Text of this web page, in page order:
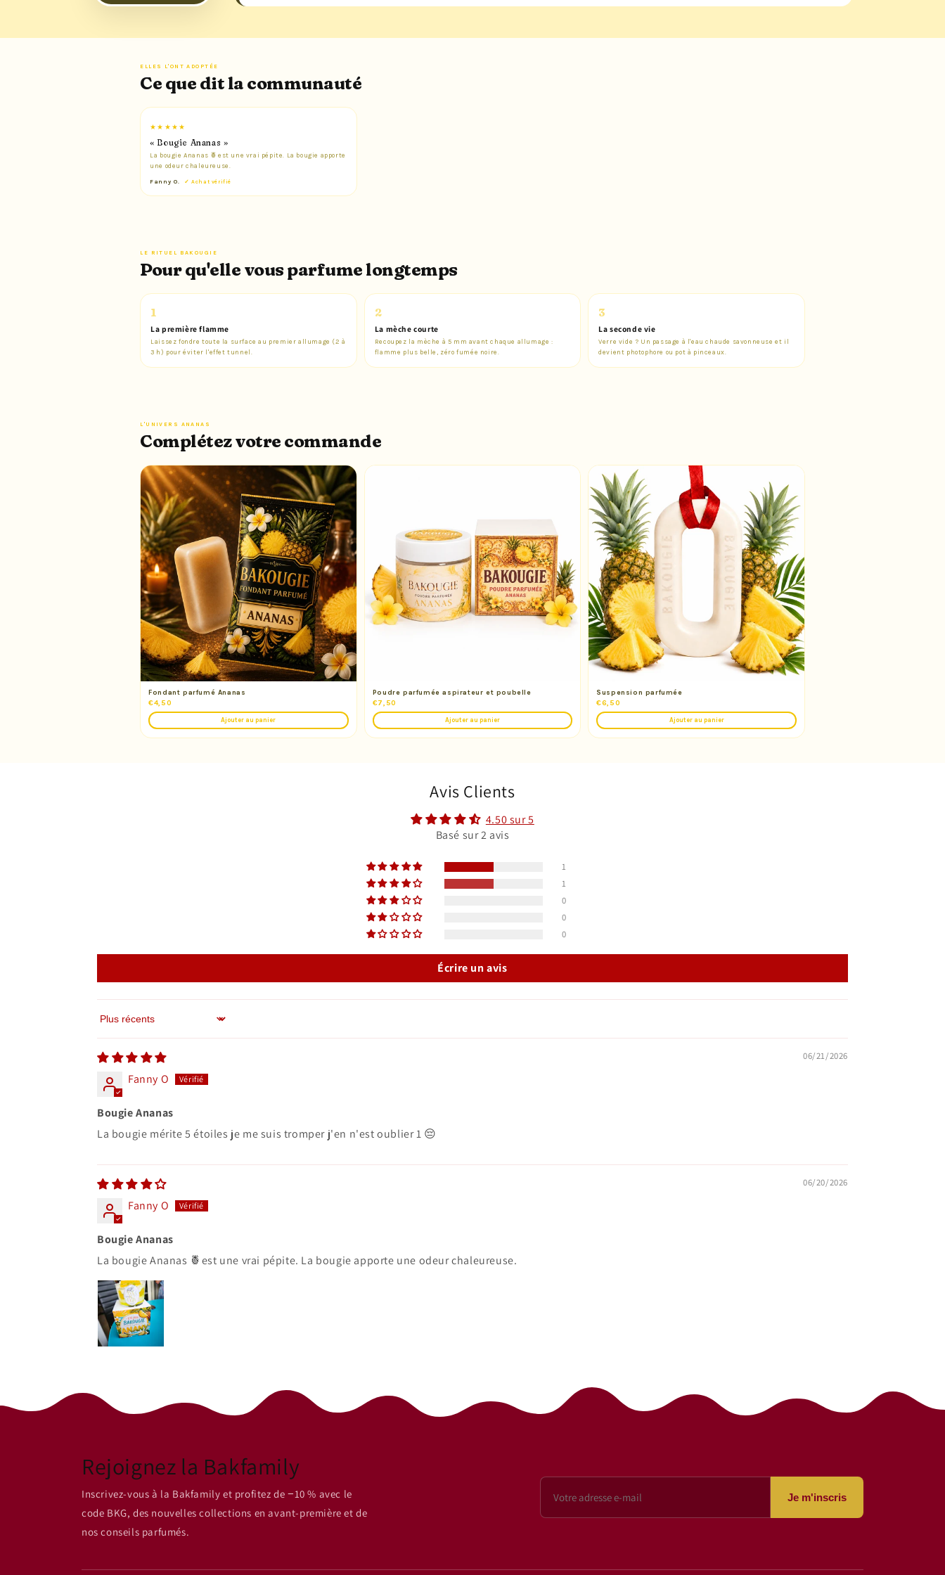
ELLES L'ONT ADOPTÉE
Ce que dit la communauté
★★★★★
« Bougie Ananas »
La bougie Ananas 🍍est une vrai pépite. La bougie apporte
une odeur chaleureuse.
Fanny O. ✓ Achat vérifié
LE RITUEL BAKOUGIE
Pour qu'elle vous parfume longtemps
1
La première flamme
Laissez fondre toute la surface au premier allumage (2 à
3 h) pour éviter l'effet tunnel.
2
La mèche courte
Recoupez la mèche à 5 mm avant chaque allumage :
flamme plus belle, zéro fumée noire.
3
La seconde vie
Verre vide ? Un passage à l'eau chaude savonneuse et il
devient photophore ou pot à pinceaux.
L'UNIVERS ANANAS
Complétez votre commande
Fondant parfumé Ananas
€4,50
Ajouter au panier
Poudre parfumée aspirateur et poubelle
€7,50
Ajouter au panier
Suspension parfumée
€6,50
Ajouter au panier
Avis Clients
4.50 sur 5
Basé sur 2 avis
1
1
0
0
0
Écrire un avis
Sort by
06/21/2026
Fanny O
Bougie Ananas
La bougie mérite 5 étoiles je me suis tromper j'en n'est oublier 1 😔
06/20/2026
Fanny O
Bougie Ananas
La bougie Ananas 🍍est une vrai pépite. La bougie apporte une odeur chaleureuse.
Rejoignez la Bakfamily
Inscrivez-vous à la Bakfamily et profitez de −10 % avec le
code BKG, des nouvelles collections en avant-première et de
nos conseils parfumés.
Je m'inscris